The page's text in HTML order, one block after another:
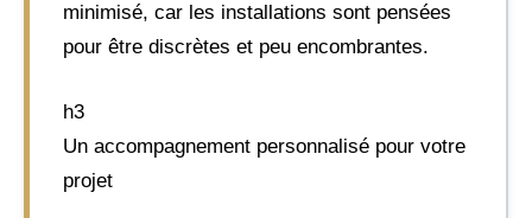
minimisé, car les installations sont pensées
pour être discrètes et peu encombrantes.
h3
Un accompagnement personnalisé pour votre
projet